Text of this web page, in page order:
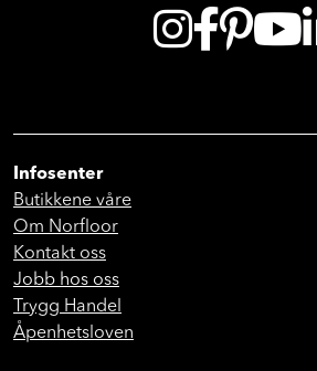
Infosenter
Butikkene våre
Om Norfloor
Kontakt oss
Jobb hos oss
Trygg Handel
Åpenhetsloven